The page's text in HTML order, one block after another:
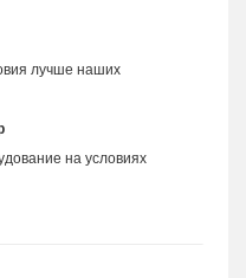
лучше наших
на условиях